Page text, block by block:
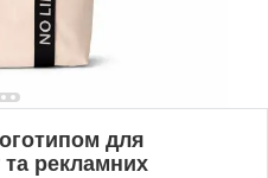
для
рекламних